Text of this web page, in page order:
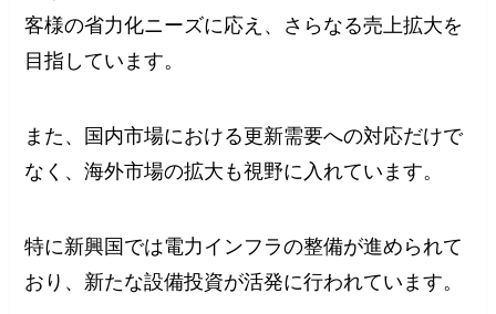
客様の省力化ニーズに応え、さらなる売上拡大を
目指しています。
また、国内市場における更新需要への対応だけで
なく、海外市場の拡大も視野に入れています。
特に新興国では電力インフラの整備が進められて
おり、新たな設備投資が活発に行われています。